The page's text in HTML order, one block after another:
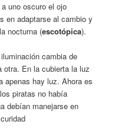
uno oscuro el ojo
en adaptarse al cambio y
nocturna (escotópica).
cambia de
otra. En la cubierta la luz
apenas hay luz. Ahora es
piratas no había
debían manejarse en